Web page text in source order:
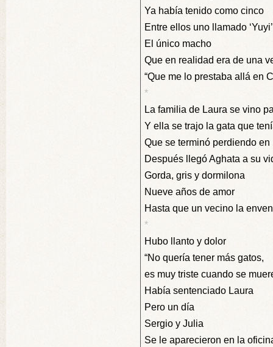
Ya había tenido como cinco
Entre ellos uno llamado ‘Yuyi’
El único macho
Que en realidad era de una
“Que me lo prestaba allá en
*
La familia de Laura se vino
Y ella se trajo la gata que
Que se terminó perdiendo en
Después llegó Aghata a su
Gorda, gris y dormilona
Nueve años de amor
Hasta que un vecino la
*
Hubo llanto y dolor
“No quería tener más gatos,
es muy triste cuando se
Había sentenciado Laura
Pero un día
Sergio y Julia
Se le aparecieron en la